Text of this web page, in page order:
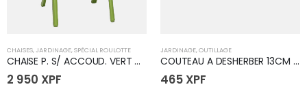
CHAISES, JARDINAGE, SPÉCIAL ROULOTTE
CHAISE P. S/ ACCOUD. VERT GAZON
2 950 XPF
JARDINAGE, OUTILLAGE
COUTEAU A DESHERBER 13CM DROITIER
465 XPF